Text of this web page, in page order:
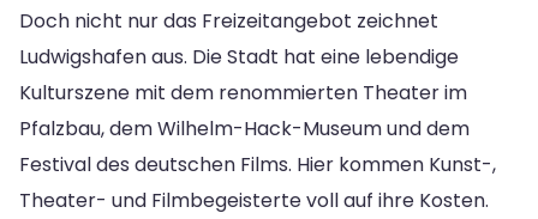
Doch nicht nur das Freizeitangebot zeichnet
Ludwigshafen aus. Die Stadt hat eine lebendige
Kulturszene mit dem renommierten Theater im
Pfalzbau, dem Wilhelm-Hack-Museum und dem
Festival des deutschen Films. Hier kommen Kunst-,
Theater- und Filmbegeisterte voll auf ihre Kosten.